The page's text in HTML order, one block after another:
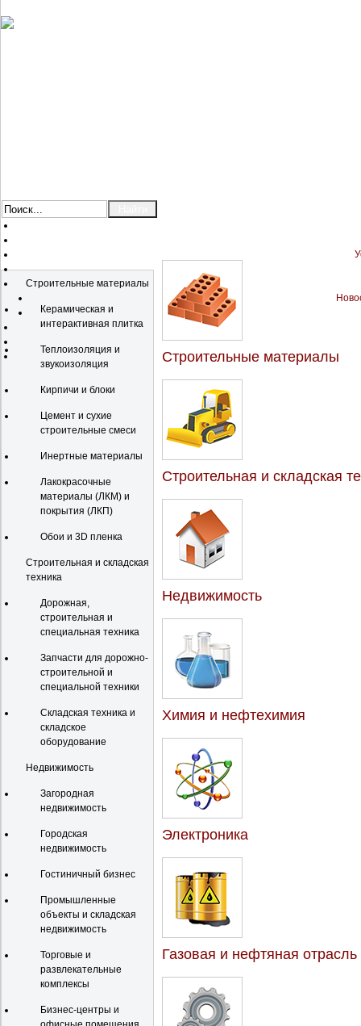
Строительные материалы
Керамическая и
интерактивная плитка
Теплоизоляция и
звукоизоляция
Кирпичи и блоки
Цемент и сухие
строительные смеси
Инертные материалы
Лакокрасочные
материалы (ЛКМ) и
покрытия (ЛКП)
Обои и 3D пленка
Строительная и складская
техника
Дорожная,
строительная и
специальная техника
Запчасти для дорожно-
строительной и
специальной техники
Складская техника и
складское
оборудование
Недвижимость
Загородная
недвижимость
Городская
недвижимость
Гостиничный бизнес
Промышленные
объекты и складская
недвижимость
Торговые и
развлекательные
комплексы
Бизнес-центры и
Строительные материалы
Строительная и складская
Недвижимость
Химия и нефтехимия
Электроника
Газовая и нефтяная отрасль